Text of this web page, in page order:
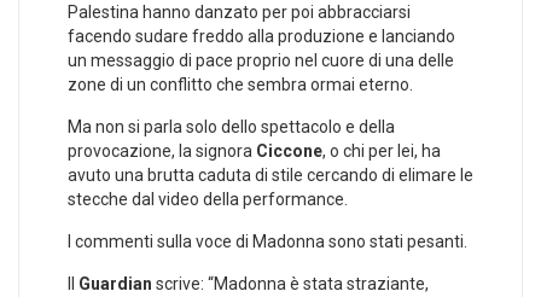
Palestina hanno danzato per poi abbracciarsi
facendo sudare freddo alla produzione e lanciando
un messaggio di pace proprio nel cuore di una delle
zone di un conflitto che sembra ormai eterno.
Ma non si parla solo dello spettacolo e della
provocazione, la signora Ciccone, o chi per lei, ha
avuto una brutta caduta di stile cercando di elimare le
stecche dal video della performance.
I commenti sulla voce di Madonna sono stati pesanti.
Guardian scrive: “Madonna è stata straziante,